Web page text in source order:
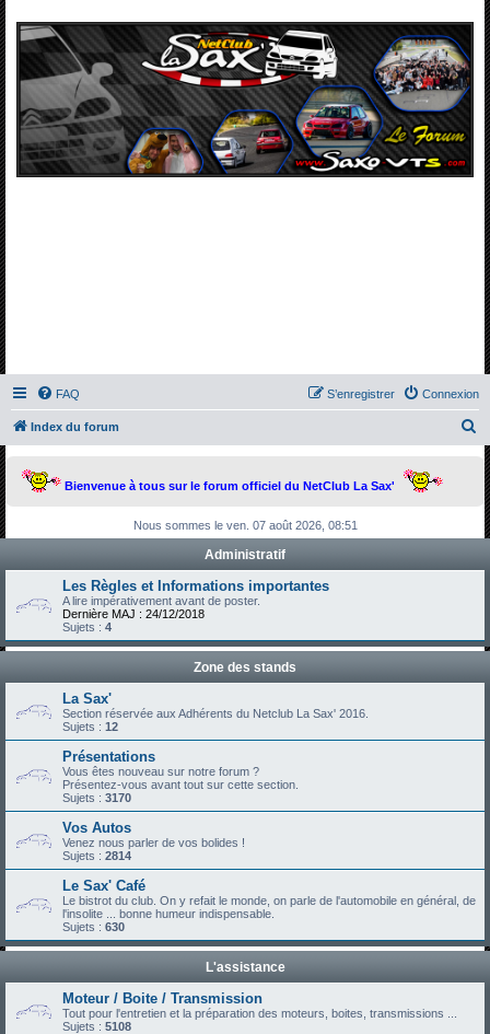
FAQ Connexion
S’enregistrer
Index du forum
Bienvenue à tous sur le forum officiel du NetClub La Sax'
Nous sommes le ven. 07 août 2026, 08:51
Administratif
Les Règles et Informations importantes
A lire impérativement avant de poster.
Dernière MAJ : 24/12/2018
Sujets : 4
Zone des stands
La Sax'
Section réservée aux Adhérents du Netclub La Sax' 2016.
Sujets : 12
Présentations
Vous êtes nouveau sur notre forum ?
Présentez-vous avant tout sur cette section.
Sujets : 3170
Vos Autos
Venez nous parler de vos bolides !
Sujets : 2814
Le Sax' Café
Le bistrot du club. On y refait le monde, on parle de l'automobile en général, de
l'insolite ... bonne humeur indispensable.
Sujets : 630
L'assistance
Moteur / Boite / Transmission
Tout pour l'entretien et la préparation des moteurs, boites, transmissions ...
Sujets : 5108